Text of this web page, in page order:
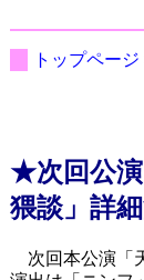
トップページ
★次回公演
猥談」詳細
次回本公演「